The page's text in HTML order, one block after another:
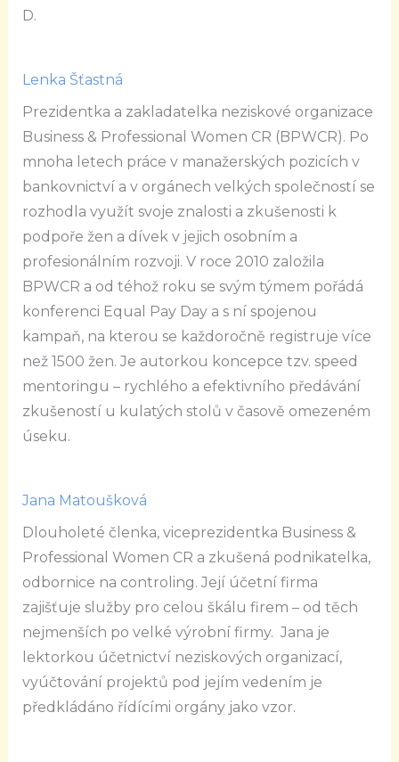
D.
Lenka Šťastná
Prezidentka a zakladatelka neziskové organizace
Business & Professional Women CR (BPWCR). Po
mnoha letech práce v manažerských pozicích v
bankovnictví a v orgánech velkých společností se
rozhodla využít svoje znalosti a zkušenosti k
podpoře žen a dívek v jejich osobním a
profesionálním rozvoji. V roce 2010 založila
BPWCR a od téhož roku se svým týmem pořádá
konferenci Equal Pay Day a s ní spojenou
kampaň, na kterou se každoročně registruje více
než 1500 žen. Je autorkou koncepce tzv. speed
mentoringu – rychlého a efektivního předávání
zkušeností u kulatých stolů v časově omezeném
úseku.
Jana Matoušková
Dlouholeté členka, viceprezidentka Business &
Professional Women CR a zkušená podnikatelka,
odbornice na controling. Její účetní firma
zajišťuje služby pro celou škálu firem – od těch
nejmenších po velké výrobní firmy. Jana je
lektorkou účetnictví neziskových organizací,
vyúčtování projektů pod jejím vedením je
předkládáno řídícími orgány jako vzor.